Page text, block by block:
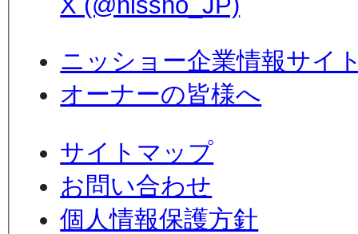
ニッショー企業情報サイ
オーナーの皆様へ
サイトマップ
お問い合わせ
個人情報保護方針